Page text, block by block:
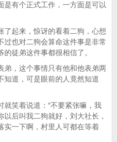
是有个正式工作，一方面是可以
了起来，惊讶的看着二狗，心想
过也对二狗会算命这件事是非常
徒弟这件事都很相信了。
弟，这个事情只有他和他表弟两
知道，可是眼前的人竟然知道
就笑着说道：“不要紧张嘛，我
后叫我二狗就好，刘大社长，
实一下啊，村里人可都在等着